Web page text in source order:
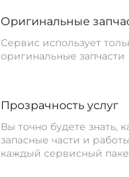
Оригинальные
Сервис использует
оригинальные запчасти
Прозрачность услуг
Вы точно будете знать,
запасные части и
каждый сервисный